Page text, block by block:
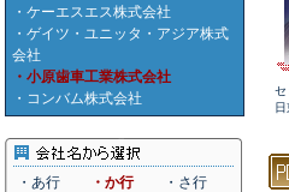
・ ケーエスエス株式会社
・ ゲイツ・ユニッタ・アジア株式
会社
・小原歯車工業株式会社
・ コンバム株式会社
・あ行 ・か行
・さ行
セ